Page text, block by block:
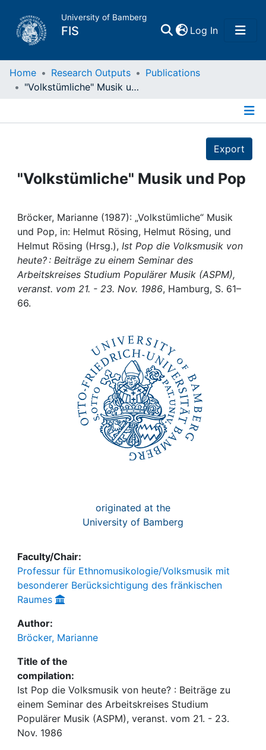
University of Bamberg
FIS Log In(current)
Home
Projects
Institutions
Awards
Home Research Outputs
Publications
"Volkstümliche" Musik und Pop
Export
"Volkstümliche" Musik und Pop
Bröcker, Marianne (1987): „Volkstümliche“ Musik
und Pop, in: Helmut Rösing, Helmut Rösing, und
Helmut Rösing (Hrsg.), Ist Pop die Volksmusik von
heute? : Beiträge zu einem Seminar des
Arbeitskreises Studium Populärer Musik (ASPM),
veranst. vom 21. - 23. Nov. 1986, Hamburg, S. 61–
66.
originated at the
University of Bamberg
Faculty/Chair:
Professur für Ethnomusikologie/Volksmusik mit
besonderer Berücksichtigung des fränkischen
Raumes
Author:
Bröcker, Marianne
Title of the
compilation:
Ist Pop die Volksmusik von heute? : Beiträge zu
einem Seminar des Arbeitskreises Studium
Populärer Musik (ASPM), veranst. vom 21. - 23.
Nov. 1986